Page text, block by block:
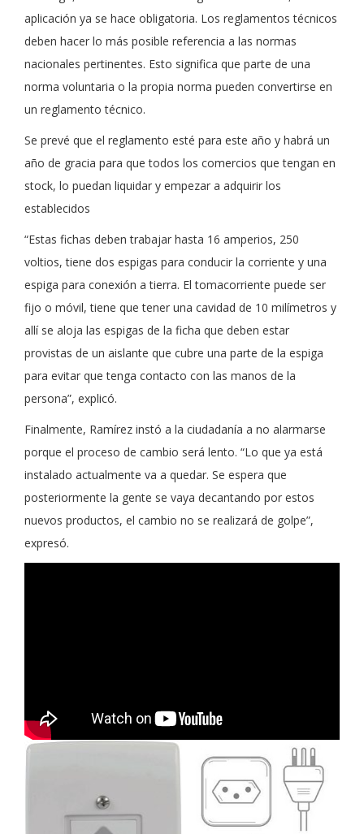
aplicación ya se hace obligatoria. Los reglamentos técnicos
deben hacer lo más posible referencia a las normas
nacionales pertinentes. Esto significa que parte de una
norma voluntaria o la propia norma pueden convertirse en
un reglamento técnico.
Se prevé que el reglamento esté para este año y habrá un
año de gracia para que todos los comercios que tengan en
stock, lo puedan liquidar y empezar a adquirir los
establecidos
“Estas fichas deben trabajar hasta 16 amperios, 250
voltios, tiene dos espigas para conducir la corriente y una
espiga para conexión a tierra. El tomacorriente puede ser
fijo o móvil, tiene que tener una cavidad de 10 milímetros y
allí se aloja las espigas de la ficha que deben estar
provistas de un aislante que cubre una parte de la espiga
para evitar que tenga contacto con las manos de la
persona”, explicó.
Finalmente, Ramírez instó a la ciudadanía a no alarmarse
porque el proceso de cambio será lento. “Lo que ya está
instalado actualmente va a quedar. Se espera que
posteriormente la gente se vaya decantando por estos
nuevos productos, el cambio no se realizará de golpe”,
expresó.